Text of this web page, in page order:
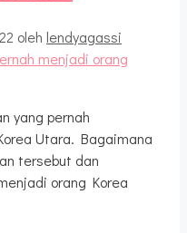
oleh lendyagassi
yang pernah
Utara. Bagaimana
tersebut dan
orang Korea